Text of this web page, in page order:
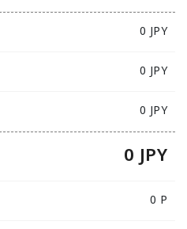
0 JPY
0 JPY
0 JPY
0 JPY
0 P